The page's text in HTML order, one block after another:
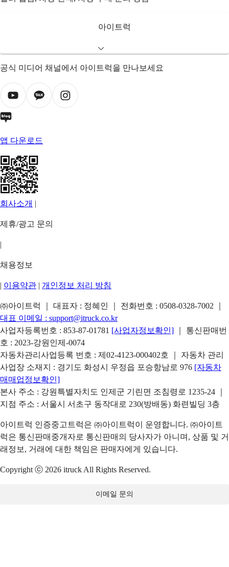
아이트럭
공식 미디어 채널에서 아이트럭을 만나보세요
앱 다운로드
회사소개 |
제휴/광고 문의
|
채용정보
| 이용약관 | 개인정보 처리 방침
㈜아이트럭 ｜ 대표자 : 정혜인 ｜ 전화번호 : 0508-0328-7002
대표 이메일 : support@itruck.co.kr
사업자등록번호 : 853-87-01781 [사업자정보확인]
｜ 통신판매번
호 : 2023-강원인제-0074
자동차관리사업등록 번호 : 제02-4123-000402호 ｜ 자동차 관리
사업장 소재지 : 경기도 화성시 우정읍 포승항남로 976 [자동차
매매업정보확인]
본사 주소 : 강원특별자치도 인제군 기린면 조침령로 1235-24 ｜
지점 주소 : 서울시 서초구 동작대로 230(방배동) 화련빌딩 3층
아이트럭 인증중고트럭은 ㈜아이트럭이 운영합니다. ㈜아이트
럭은 통신판매중개자로 통신판매의 당사자가 아니며, 상품 및 거
래정보, 거래에 대한 책임은 판매자에게 있습니다.
Copyright ⓒ 2026 itruck All Rights Reserved.
이메일 문의